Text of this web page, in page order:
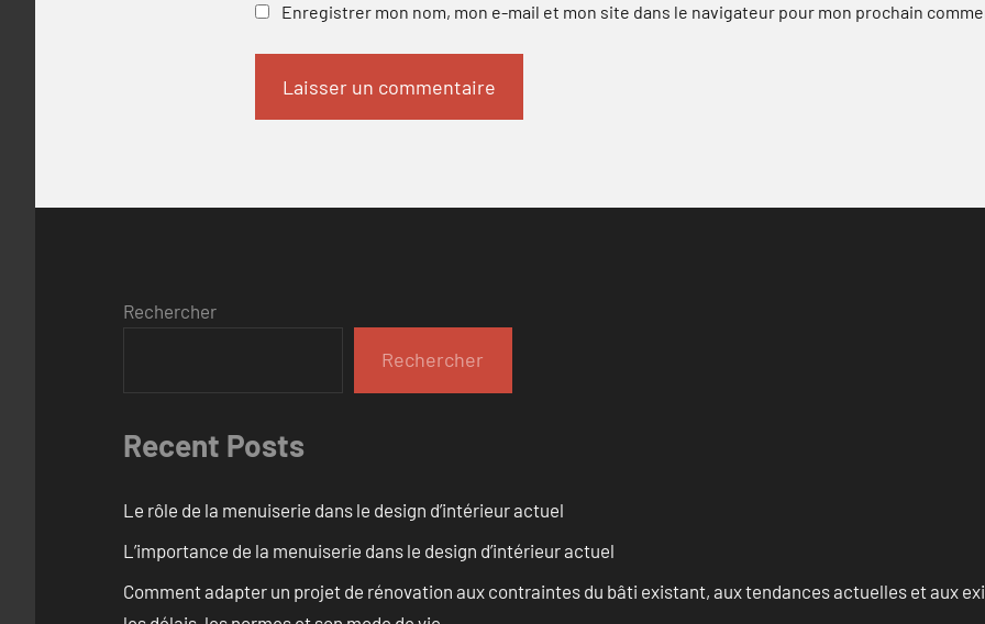
Enregistrer mon nom, mon e-mail et mon site dans le navigateur pour mon prochain
Rechercher
Rechercher
Recent Posts
Le rôle de la menuiserie dans le design d’intérieur actuel
L’importance de la menuiserie dans le design d’intérieur actuel
Comment adapter un projet de rénovation aux contraintes du bâti existant, aux tendances actuelles et aux